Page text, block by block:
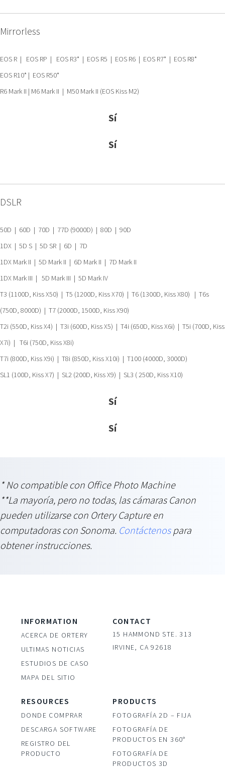
Mirrorless
EOS R | EOS RP | EOS R3* | EOS R5 | EOS R6 | EOS R7* | EOS R8*
EOS R10* | EOS R50*
R6 Mark II | M6 Mark II | M50 Mark II (EOS Kiss M2)
Sí
Sí
DSLR
50D | 60D | 70D | 77D (9000D) | 80D | 90D
1DX | 5D S | 5D SR | 6D | 7D
1DX Mark II | 5D Mark II | 6D Mark II | 7D Mark II
1DX Mark III | 5D Mark III | 5D Mark IV
T3 (1100D, Kiss X50) | T5 (1200D, Kiss X70) | T6 (1300D, Kiss X80) | T6s
(750D, 8000D) | T7 (2000D, 1500D, Kiss X90)
T2i (550D, Kiss X4) | T3i (600D, Kiss X5) | T4i (650D, Kiss X6i) | T5i (700D, Kiss
X7i) | T6i (750D, Kiss X8i)
T7i (800D, Kiss X9i) | T8i (850D, Kiss X10i) | T100 (4000D, 3000D)
SL1 (100D, Kiss X7) | SL2 (200D, Kiss X9) | SL3 ( 250D, Kiss X10)
Sí
Sí
* No compatible con Office Photo Machine
**La mayoría, pero no todas, las cámaras Canon
pueden utilizarse con Ortery Capture en
computadoras con Sonoma. Contáctenospara
obtener instrucciones.
INFORMATION
ACERCA DE ORTERY
ULTIMAS NOTICIAS
ESTUDIOS DE CASO
MAPA DEL SITIO
CONTACT
15 HAMMOND STE. 313
IRVINE, CA 92618
RESOURCES
DONDE COMPRAR
DESCARGA SOFTWARE
REGISTRO DEL
PRODUCTO
PRODUCTS
FOTOGRAFÍA 2D – FIJA
FOTOGRAFÍA DE
PRODUCTOS EN 360°
FOTOGRAFÍA DE
PRODUCTOS 3D